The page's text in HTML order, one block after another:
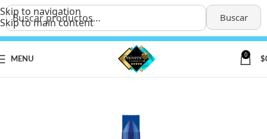
Buscar
Skip to navigation
Skip to main content
MENU
0
$